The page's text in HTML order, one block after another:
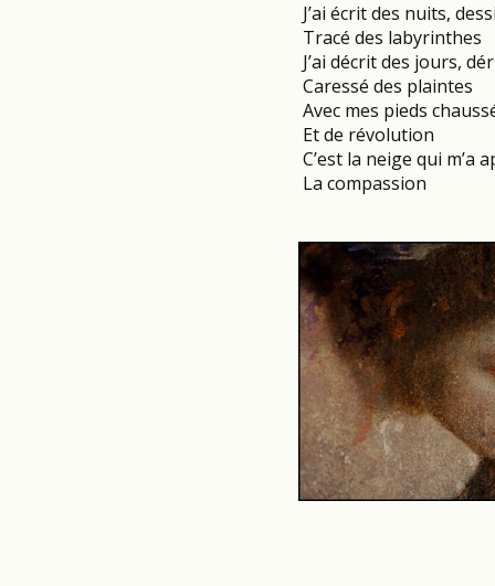
J’ai écrit des nuits,
Tracé des labyrinthes
J’ai décrit des jours,
Caressé des plaintes
Avec mes pieds
Et de révolution
C’est la neige qui m’a
La compassion